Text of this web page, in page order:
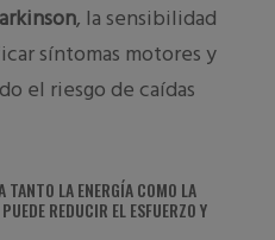
, la sensibilidad
síntomas motores y
el riesgo de caídas
TANTO LA ENERGÍA COMO LA
REDUCIR EL ESFUERZO Y